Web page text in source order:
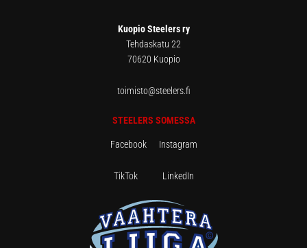
Kuopio Steelers ry
Tehdaskatu 22
70620 Kuopio
toimisto@steelers.fi
STEELERS SOMESSA
Facebook Instagram
TikTok LinkedIn